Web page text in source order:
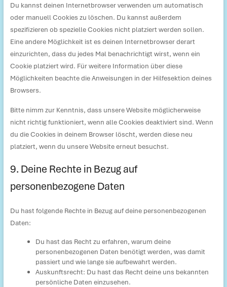
Du kannst deinen Internetbrowser verwenden um automatisch
oder manuell Cookies zu löschen. Du kannst außerdem
spezifizieren ob spezielle Cookies nicht platziert werden sollen.
Eine andere Möglichkeit ist es deinen Internetbrowser derart
einzurichten, dass du jedes Mal benachrichtigt wirst, wenn ein
Cookie platziert wird. Für weitere Information über diese
Möglichkeiten beachte die Anweisungen in der Hilfesektion deines
Browsers.
Bitte nimm zur Kenntnis, dass unsere Website möglicherweise
nicht richtig funktioniert, wenn alle Cookies deaktiviert sind. Wenn
du die Cookies in deinem Browser löscht, werden diese neu
platziert, wenn du unsere Website erneut besuchst.
9. Deine Rechte in Bezug auf
personenbezogene Daten
Du hast folgende Rechte in Bezug auf deine personenbezogenen
Daten:
Du hast das Recht zu erfahren, warum deine
personenbezogenen Daten benötigt werden, was damit
passiert und wie lange sie aufbewahrt werden.
Auskunftsrecht: Du hast das Recht deine uns bekannten
persönliche Daten einzusehen.